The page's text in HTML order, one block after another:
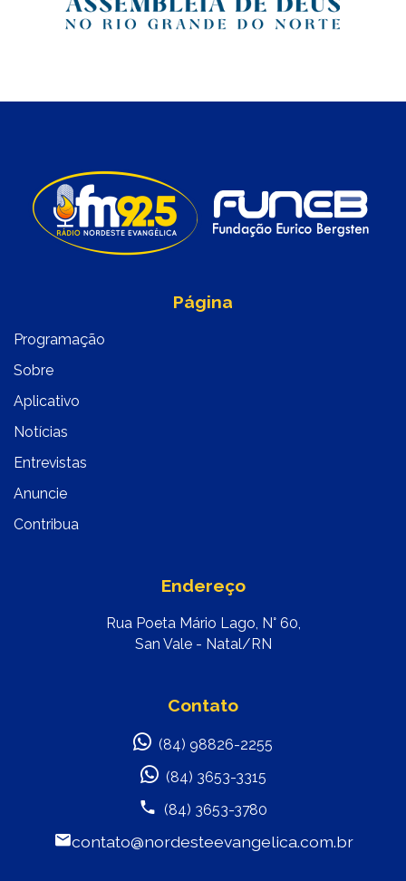
Página
Programação
Sobre
Aplicativo
Notícias
Entrevistas
Anuncie
Contribua
Endereço
Rua Poeta Mário Lago, N° 60,
San Vale - Natal/RN
Contato
(84) 98826-2255
(84) 3653-3315
(84) 3653-3780
contato@nordesteevangelica.com.br